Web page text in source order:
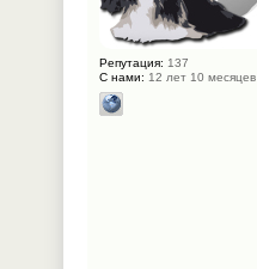
Репутация: 137
С нами: 12 лет 10 месяцев